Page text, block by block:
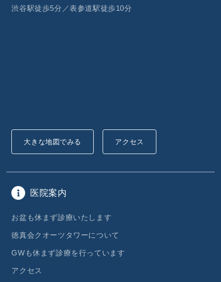
渋谷駅徒歩5分／表参道駅徒歩10分
大きな地図でみる アクセス
医院案内
お盆も休まず診療いたします
徳真会クオーツタワーについて
GWも休まず診療を行っています
アクセス